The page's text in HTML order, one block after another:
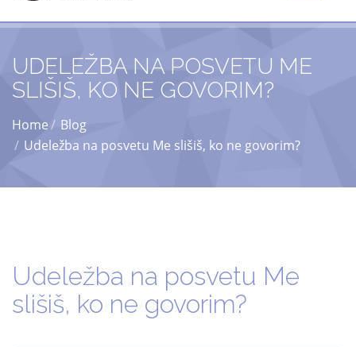
UDELEŽBA NA POSVETU ME
SLIŠIŠ, KO NE GOVORIM?
Home
Blog
Udeležba na posvetu Me slišiš, ko ne govorim?
Udeležba na posvetu Me
slišiš, ko ne govorim?